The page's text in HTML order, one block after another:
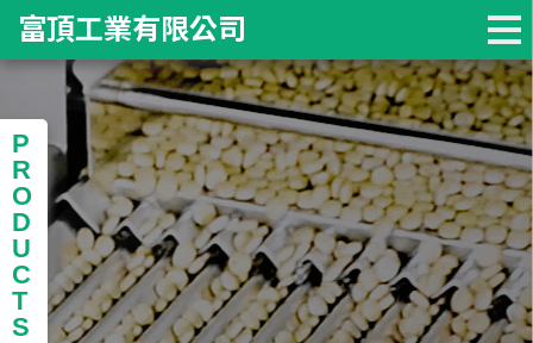
富頂工業有限公司
P
R
O
D
U
C
T
S